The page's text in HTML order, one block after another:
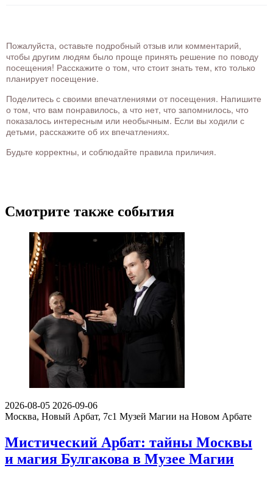
Пожалуйста, оставьте подробный отзыв или комментарий,
чтобы другим людям было проще принять решение по поводу
посещения! Расскажите о том, что стоит знать тем, кто только
планирует посещение.
Поделитесь с своими впечатлениями от посещения. Напишите
о том, что вам понравилось, а что нет, что запомнилось, что
показалось интересным или необычным. Если вы ходили с
детьми, расскажите об их впечатлениях.
Будьте корректны, и соблюдайте правила приличия.
Смотрите также события
2026-08-05 2026-09-06
Москва, Новый Арбат, 7с1 Музей Магии на Новом Арбате
Мистический Арбат: тайны Москвы
и магия Булгакова в Музее Магии